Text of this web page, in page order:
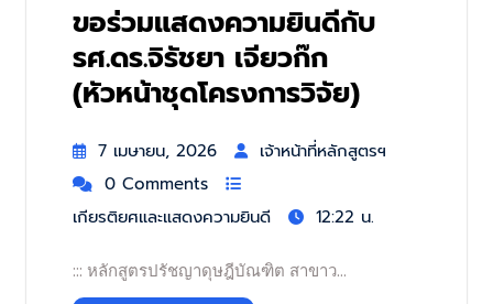
ขอร่วมแสดงความยินดีกับ
รศ.ดร.จิรัชยา เจียวก๊ก
(หัวหน้าชุดโครงการวิจัย)
7 เมษายน, 2026
เจ้าหน้าที่หลักสูตรฯ
0 Comments
เกียรติยศและแสดงความยินดี
12:22 น.
::: หลักสูตรปรัชญาดุษฎีบัณฑิต สาขาว…